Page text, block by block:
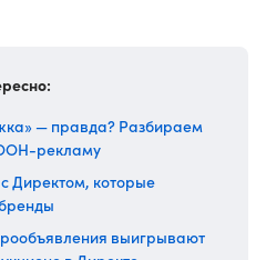
— правда? Разбираем
рекламу
Директом, которые
выигрывают